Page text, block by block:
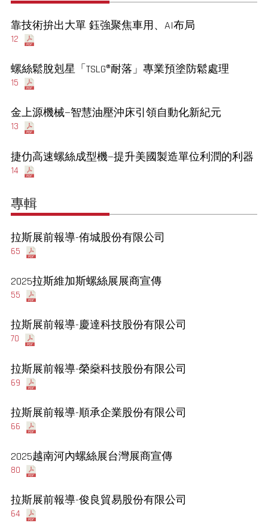
靠技術拚出大單 鈺強聚焦車用、AI布局
12
螺絲鬆脫剋星「TSLG®耐落」專業預塗防鬆處理
15
金上源機械—智慧油壓沖床引領自動化新紀元
13
捷仂高速螺絲成型機—提升美國製造單位利潤的利器
14
專輯
拉斯展前報導-侑城股份有限公司
65
2025拉斯維加斯螺絲展展商宣傳
55
拉斯展前報導-慶達科技股份有限公司
70
拉斯展前報導-榮燊科技股份有限公司
69
拉斯展前報導-順承企業股份有限公司
66
2025越南河內螺絲展台灣展商宣傳
80
拉斯展前報導-俊良貿易股份有限公司
64